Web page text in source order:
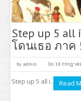
Step up 5 all
โดนเธอ ภาค
by admin On 18 กรกฎาค
Step up 5 all i.. Read